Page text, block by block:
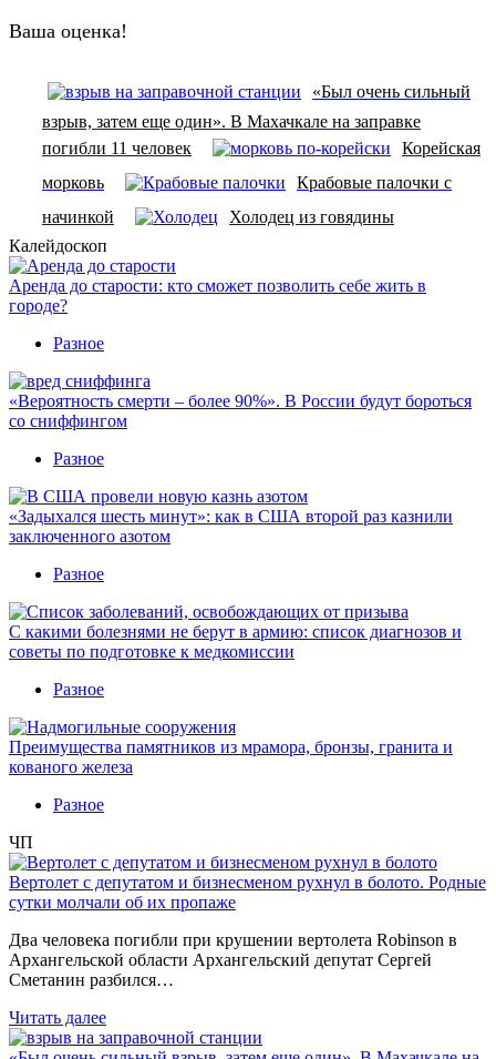
Ваша оценка!
«Был очень сильный
взрыв, затем еще один». В Махачкале на заправке
погибли 11 человек
Корейская
морковь
Крабовые палочки с
начинкой
Холодец из говядины
Калейдоскоп
Аренда до старости: кто сможет позволить себе жить в
городе?
Разное
«Вероятность смерти – более 90%». В России будут бороться
со сниффингом
Разное
«Задыхался шесть минут»: как в США второй раз казнили
заключенного азотом
Разное
С какими болезнями не берут в армию: список диагнозов и
советы по подготовке к медкомиссии
Разное
Преимущества памятников из мрамора, бронзы, гранита и
кованого железа
Разное
ЧП
Вертолет с депутатом и бизнесменом рухнул в болото. Родные
сутки молчали об их пропаже
Два человека погибли при крушении вертолета Robinson в
Архангельской области Архангельский депутат Сергей
Сметанин разбился…
Читать далее